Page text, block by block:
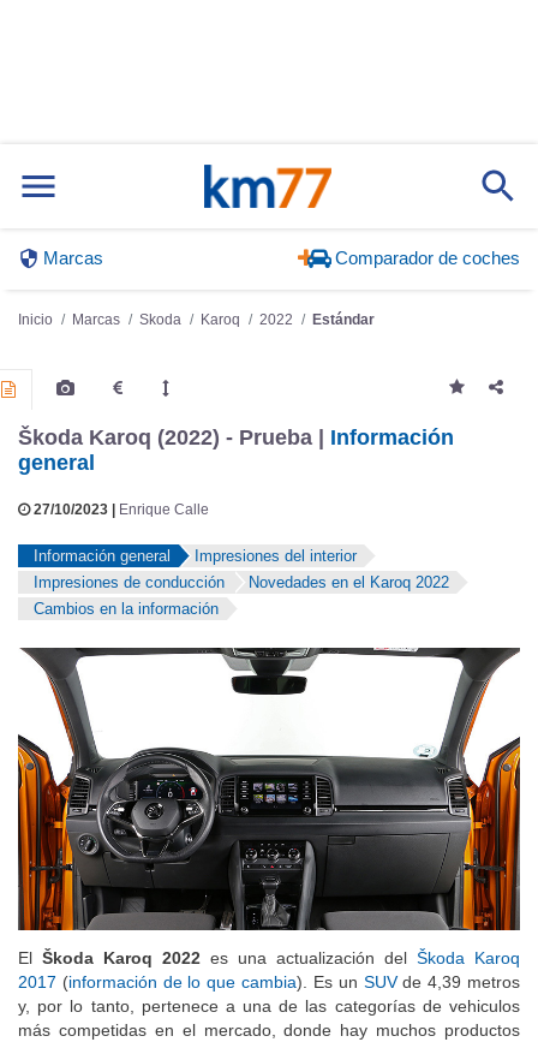
Marcas Comparador de coches
Inicio Marcas Skoda Karoq 2022 Estándar
Škoda Karoq (2022) - Prueba | Información
general
27/10/2023 | Enrique Calle
Información general
Impresiones del interior
Impresiones de conducción
Novedades en el Karoq 2022
Cambios en la información
El Škoda Karoq 2022 es una actualización del Škoda Karoq
2017 (información de lo que cambia). Es un SUVde 4,39 metros
y, por lo tanto, pertenece a una de las categorías de vehiculos
más competidas en el mercado, donde hay muchos productos